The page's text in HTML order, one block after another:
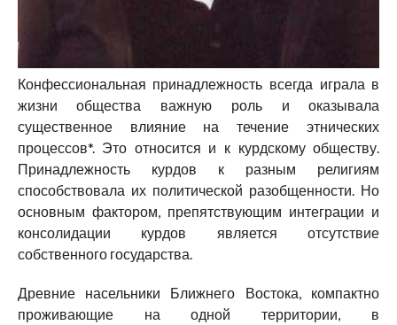
Конфессиональная принадлежность всегда играла в
жизни общества важную роль и оказывала
существенное влияние на течение этнических
процессов*. Это относится и к курдскому обществу.
Принадлежность курдов к разным религиям
способствовала их политической разобщенности. Но
основным фактором, препятствующим интеграции и
консолидации курдов является отсутствие
собственного государства.
Древние насельники Ближнего Востока, компактно
проживающие на одной территории, в